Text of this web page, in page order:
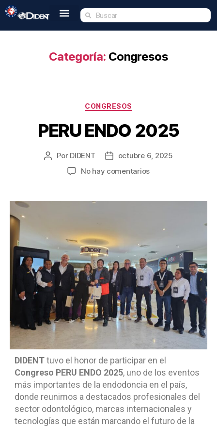
Categoría: Congresos
CONGRESOS
PERU ENDO 2025
Por DIDENT
octubre 6, 2025
No hay comentarios
DIDENTtuvo el honor de participar en el
Congreso PERU ENDO 2025, uno de los eventos
más importantes de la endodoncia en el país,
donde reunimos a destacados profesionales del
sector odontológico, marcas internacionales y
tecnologías que están marcando el futuro de la